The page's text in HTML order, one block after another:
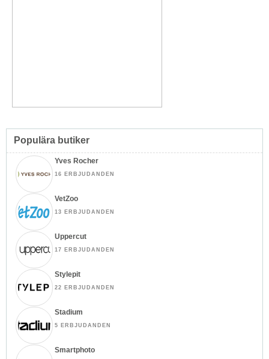
Populära butiker
Yves Rocher
16 ERBJUDANDEN
VetZoo
13 ERBJUDANDEN
Uppercut
17 ERBJUDANDEN
Stylepit
22 ERBJUDANDEN
Stadium
5 ERBJUDANDEN
Smartphoto